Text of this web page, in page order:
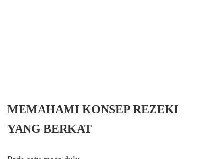
MEMAHAMI KONSEP REZEKI
YANG BERKAT